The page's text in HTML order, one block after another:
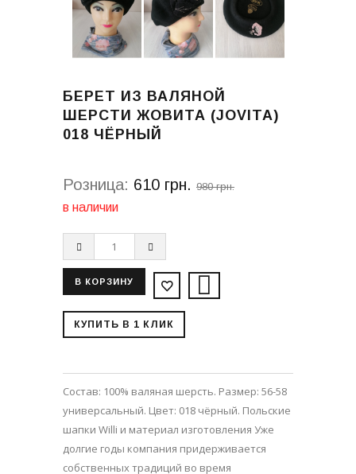
БЕРЕТ ИЗ ВАЛЯНОЙ
ШЕРСТИ ЖОВИТА (JOVITA)
018 ЧЁРНЫЙ
Розница: 610 грн. 980 грн.
в наличии
КУПИТЬ В 1 КЛИК
Состав: 100% валяная шерсть. Размер: 56-58
универсальный. Цвет: 018 чёрный. Польские
шапки Willi и материал изготовления Уже
долгие годы компания придерживается
собственных традиций во время